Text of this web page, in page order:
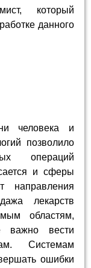
который
данного
человека и
позволило
операций
и сферы
направления
лекарств
областям,
важно вести
Системам
ошибки